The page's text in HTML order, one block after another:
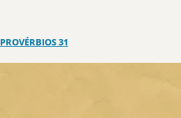
PROVÉRBIOS 31